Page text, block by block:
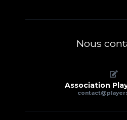
Nous
Association